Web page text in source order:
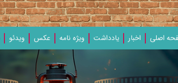
اصلی اخبار یادداشت‌ ویژه‌ نامه‌ عکس ویدئو